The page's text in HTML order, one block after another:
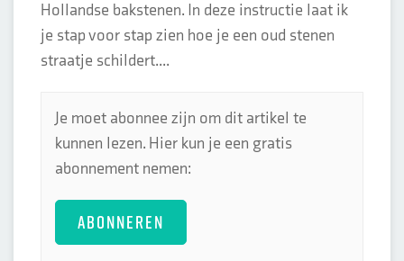
Hollandse bakstenen. In deze instructie laat ik
je stap voor stap zien hoe je een oud stenen
straatje schildert....
Je moet abonnee zijn om dit artikel te
kunnen lezen. Hier kun je een gratis
abonnement nemen:
ABONNEREN